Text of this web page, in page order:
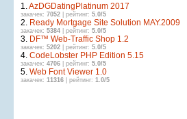
1.AzDGDatingPlatinum 2017
закачек: 7052 | рейтинг: 5.0/5
2. Ready Mortgage Site Solution MAY.2009
закачек: 5384 | рейтинг: 5.0/5
3. DF™ Web-Traffic Shop 1.2
закачек: 5202 | рейтинг: 5.0/5
4. CodeLobster PHP Edition 5.15
закачек: 4706 | рейтинг: 5.0/5
5. Web Font Viewer 1.0
закачек: 11316 | рейтинг: 1.0/5